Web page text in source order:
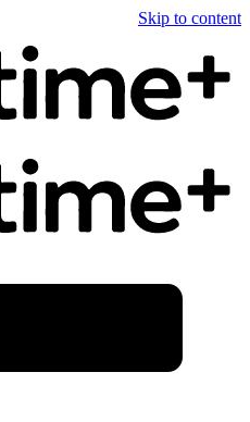
Skip to content